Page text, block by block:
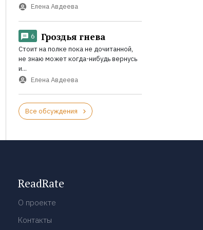
Елена Авдеева
6 Гроздья гнева
Стоит на полке пока не дочитанной,
не знаю может когда-нибудь вернусь
и...
Елена Авдеева
Все обсуждения
ReadRate
О проекте
Контакты